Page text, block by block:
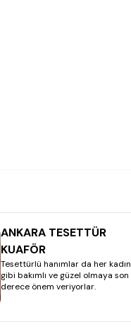
ANKARA TESETTÜR
KUAFÖR
Tesettürlü hanımlar da her kadın
gibi bakımlı ve güzel olmaya son
derece önem veriyorlar.